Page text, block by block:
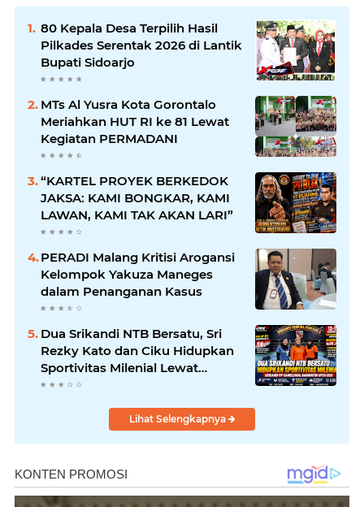
80 Kepala Desa Terpilih Hasil
Pilkades Serentak 2026 di Lantik
Bupati Sidoarjo
MTs Al Yusra Kota Gorontalo
Meriahkan HUT RI ke 81 Lewat
Kegiatan PERMADANI
“KARTEL PROYEK BERKEDOK
JAKSA: KAMI BONGKAR, KAMI
LAWAN, KAMI TAK AKAN LARI”
PERADI Malang Kritisi Arogansi
Kelompok Yakuza Maneges
dalam Penanganan Kasus
Dua Srikandi NTB Bersatu, Sri
Rezky Kato dan Ciku Hidupkan
Sportivitas Milenial Lewat
Badminton Open 2026
Lihat Selengkapnya